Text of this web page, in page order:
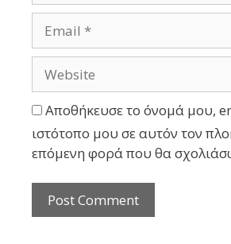
Αποθήκευσε το όνομά μου,
ιστότοπο μου σε αυτόν τον
επόμενη φορά που θα